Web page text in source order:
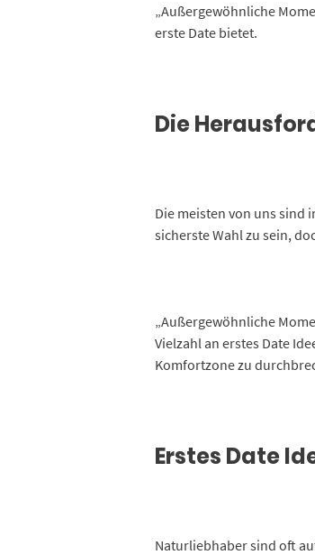
„Außergewöhnliche
erste Date bietet.
Die
Die meisten von uns sind
sicherste Wahl zu sein,
„Außergewöhnliche
Vielzahl an erstes Date
Komfortzone zu
Erstes Date
Naturliebhaber sind oft